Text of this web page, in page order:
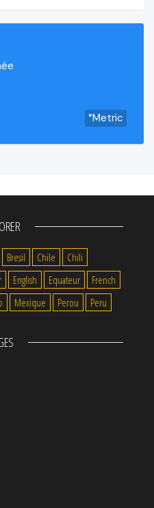
°Metric
Bresil Chile
Chili
English Equateur
French
Mexique Perou Peru